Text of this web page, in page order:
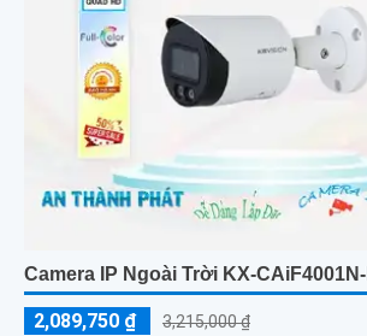
Camera IP Ngoài Trời KX-
2,089,750 ₫ 3,215,000 ₫